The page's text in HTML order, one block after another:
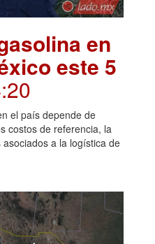
en
este 5
el país depende de
costos de referencia, la
a la logística de